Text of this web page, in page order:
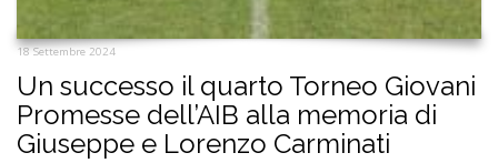
18 Settembre 2024
Un successo il quarto Torneo Giovani
Promesse dell’AIB alla memoria di
Giuseppe e Lorenzo Carminati